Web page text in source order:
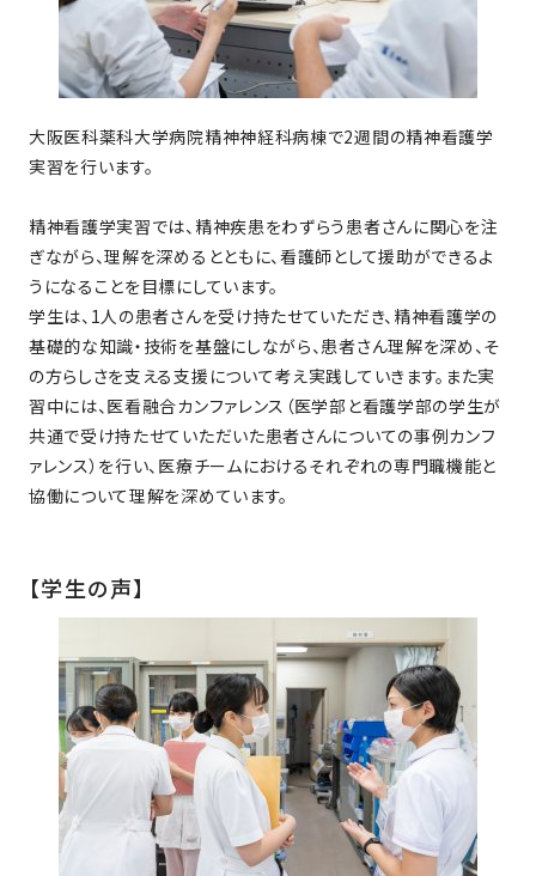
大阪医科薬科大学病院精神神経科病棟で2週間の精神看護学
実習を行います。
精神看護学実習では、精神疾患をわずらう患者さんに関心を注
ぎながら、理解を深めるとともに、看護師として援助ができるよ
うになることを目標にしています。
学生は、1人の患者さんを受け持たせていただき、精神看護学の
基礎的な知識・技術を基盤にしながら、患者さん理解を深め、そ
の方らしさを支える支援について考え実践していきます。また実
習中には、医看融合カンファレンス（医学部と看護学部の学生が
共通で受け持たせていただいた患者さんについての事例カンフ
ァレンス）を行い、医療チームにおけるそれぞれの専門職機能と
協働について理解を深めています。
【学生の声】